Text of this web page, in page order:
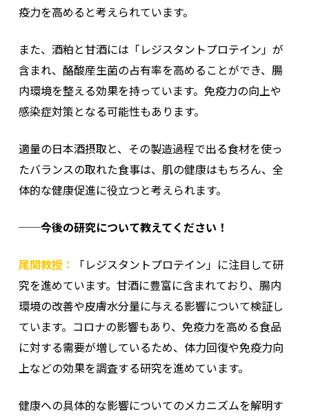
疫力を高めると考えられています。
また、酒粕と甘酒には「レジスタントプロテイン」が
含まれ、酪酸産生菌の占有率を高めることができ、腸
内環境を整える効果を持っています。免疫力の向上や
感染症対策となる可能性もあります。
適量の日本酒摂取と、その製造過程で出る食材を使っ
たバランスの取れた食事は、肌の健康はもちろん、全
体的な健康促進に役立つと考えられます。
──今後の研究について教えてください！
尾関教授：
「レジスタントプロテイン」に注目して研
究を進めています。甘酒に豊富に含まれており、腸内
環境の改善や皮膚水分量に与える影響について検証し
ています。コロナの影響もあり、免疫力を高める食品
に対する需要が増しているため、体力回復や免疫力向
上などの効果を調査する研究を進めています。
健康への具体的な影響についてのメカニズムを解明す